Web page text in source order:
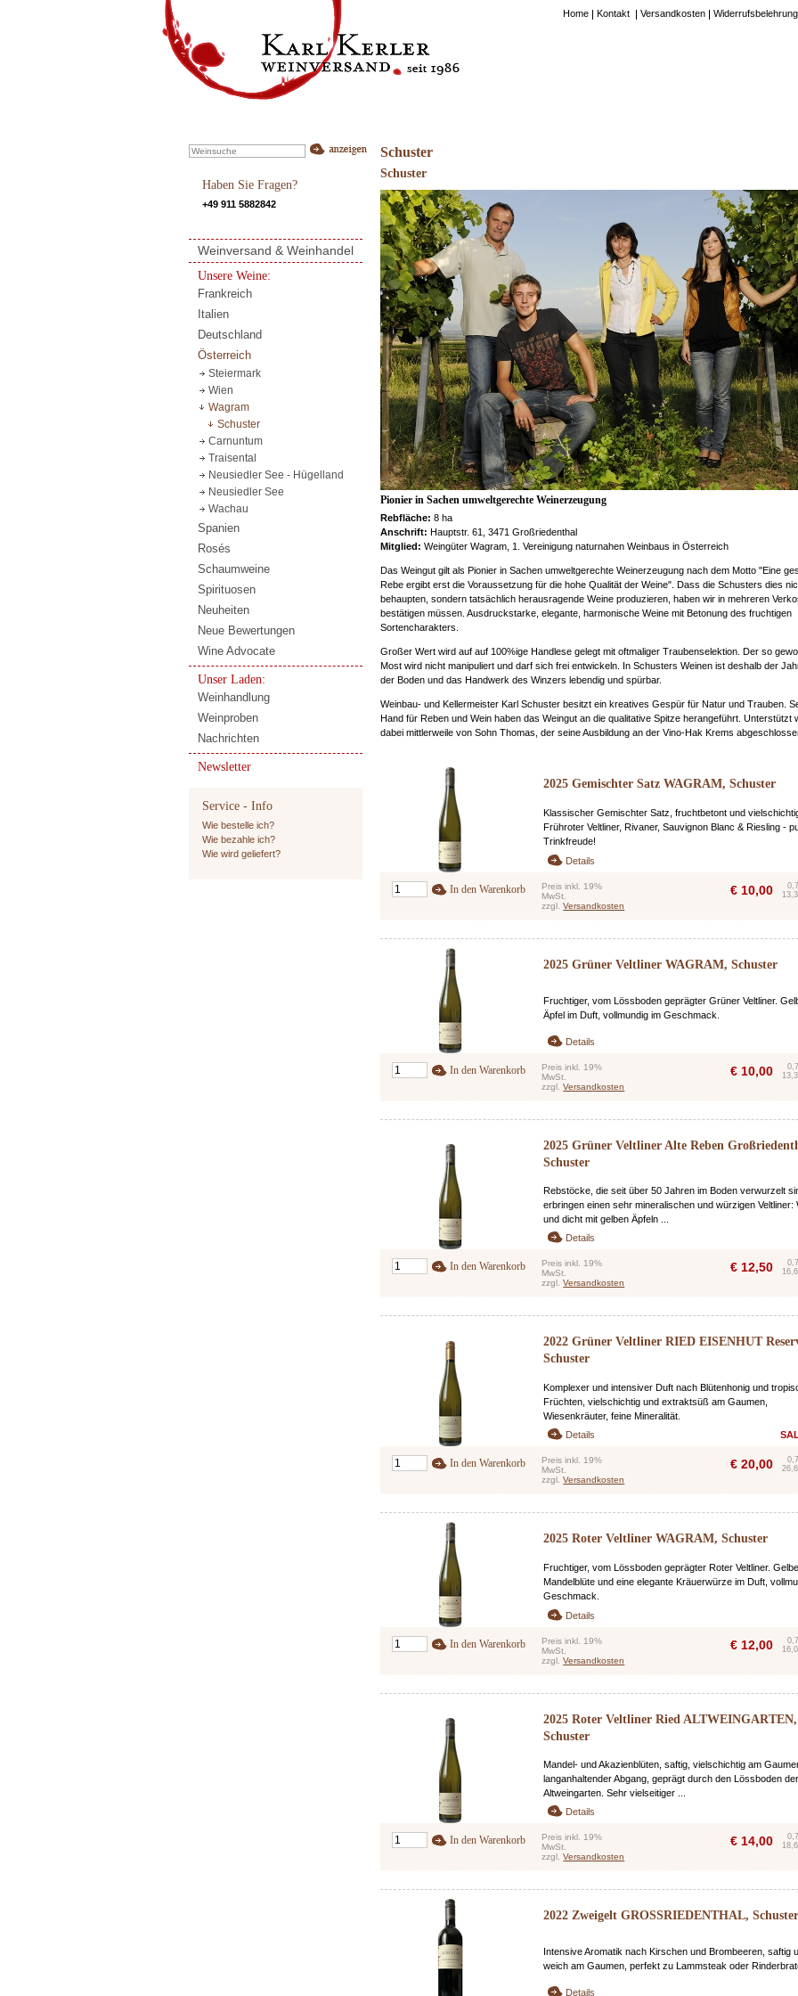
Home Kontakt Versandkosten
Schuster
Schuster
Pionier in Sachen umweltgerechte Weinerzeugung
Rebfläche: 8 ha
Anschrift: Hauptstr. 61, 3471 Großriedenthal
Mitglied: Weingüter Wagram, 1. Vereinigung naturnahen Weinbaus in Österreich
Das Weingut gilt als Pionier in Sachen umweltgerechte Weinerzeugung nach dem Motto "Eine
Rebe ergibt erst die Voraussetzung für die hohe Qualität der Weine". Dass die Schusters dies
behaupten, sondern tatsächlich herausragende Weine produzieren, haben wir in mehreren
bestätigen müssen. Ausdruckstarke, elegante, harmonische Weine mit Betonung des fruchtigen
Sortencharakters.
Großer Wert wird auf auf 100%ige Handlese gelegt mit oftmaliger Traubenselektion. Der so
Most wird nicht manipuliert und darf sich frei entwickeln. In Schusters Weinen ist deshalb der
der Boden und das Handwerk des Winzers lebendig und spürbar.
Weinbau- und Kellermeister Karl Schuster besitzt ein kreatives Gespür für Natur und Trauben.
Hand für Reben und Wein haben das Weingut an die qualitative Spitze herangeführt. Unterstützt
dabei mittlerweile von Sohn Thomas, der seine Ausbildung an der Vino-Hak Krems
2025 Gemischter Satz WAGRAM, Schuster
Klassischer Gemischter Satz, fruchtbetont und
Frühroter Veltliner, Rivaner, Sauvignon Blanc & Riesling -
Trinkfreude!
Details
In den Warenkorb
Preis inkl. 19%
MwSt.
zzgl.Versandkosten
€ 10,00
2025 Grüner Veltliner WAGRAM, Schuster
Fruchtiger, vom Lössboden geprägter Grüner Veltliner.
Äpfel im Duft, vollmundig im Geschmack.
Details
In den Warenkorb
Preis inkl. 19%
MwSt.
zzgl.Versandkosten
€ 10,00
2025 Grüner Veltliner Alte Reben
Schuster
Rebstöcke, die seit über 50 Jahren im Boden verwurzelt
erbringen einen sehr mineralischen und würzigen Veltliner:
und dicht mit gelben Äpfeln ...
Details
In den Warenkorb
Preis inkl. 19%
MwSt.
zzgl.Versandkosten
€ 12,50
2022 Grüner Veltliner RIED EISENHUT
Schuster
Komplexer und intensiver Duft nach Blütenhonig und
Früchten, vielschichtig und extraktsüß am Gaumen,
Wiesenkräuter, feine Mineralität.
Details
In den Warenkorb
Preis inkl. 19%
MwSt.
zzgl.Versandkosten
€ 20,00
2025 Roter Veltliner WAGRAM, Schuster
Fruchtiger, vom Lössboden geprägter Roter Veltliner. Gelbe
Mandelblüte und eine elegante Kräuerwürze im Duft,
Geschmack.
Details
In den Warenkorb
Preis inkl. 19%
MwSt.
zzgl.Versandkosten
€ 12,00
2025 Roter Veltliner Ried ALTWEINGARTEN,
Schuster
Mandel- und Akazienblüten, saftig, vielschichtig am
langanhaltender Abgang, geprägt durch den Lössboden
Altweingarten. Sehr vielseitiger ...
Details
In den Warenkorb
Preis inkl. 19%
MwSt.
zzgl.Versandkosten
€ 14,00
2022 Zweigelt GROSSRIEDENTHAL, Schuster
Intensive Aromatik nach Kirschen und Brombeeren, saftig
weich am Gaumen, perfekt zu Lammsteak oder
Details
Haben Sie Fragen?
+49 911 5882842
Weinversand & Weinhandel
Unsere Weine:
Frankreich
Italien
Deutschland
Österreich
Steiermark
Wien
Wagram
Schuster
Carnuntum
Traisental
Neusiedler See - Hügelland
Neusiedler See
Wachau
Spanien
Rosés
Schaumweine
Spirituosen
Neuheiten
Neue Bewertungen
Wine Advocate
Unser Laden:
Weinhandlung
Weinproben
Nachrichten
Newsletter
Service - Info
Wie bestelle ich?
Wie bezahle ich?
Wie wird geliefert?